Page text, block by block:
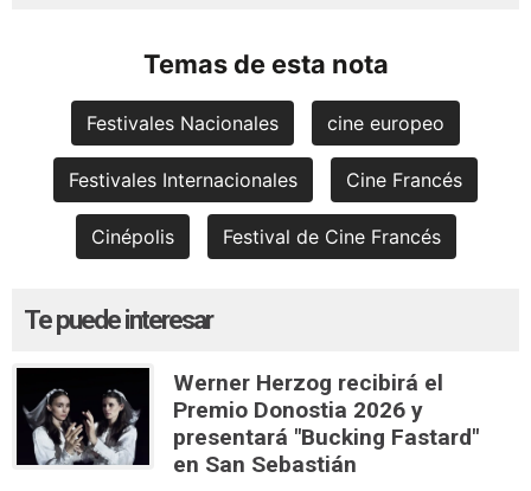
Temas de esta nota
Festivales Nacionales cine europeo
Festivales Internacionales Cine Francés
Cinépolis Festival de Cine Francés
Te puede interesar
Werner Herzog recibirá el
Premio Donostia 2026 y
presentará "Bucking Fastard"
en San Sebastián